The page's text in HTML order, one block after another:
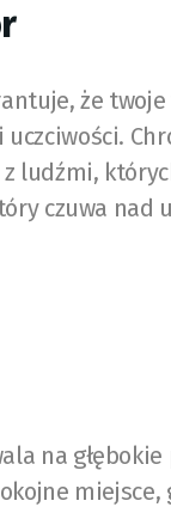
że twoje
ludźmi,
czuwa nad
na głębokie
miejsce,